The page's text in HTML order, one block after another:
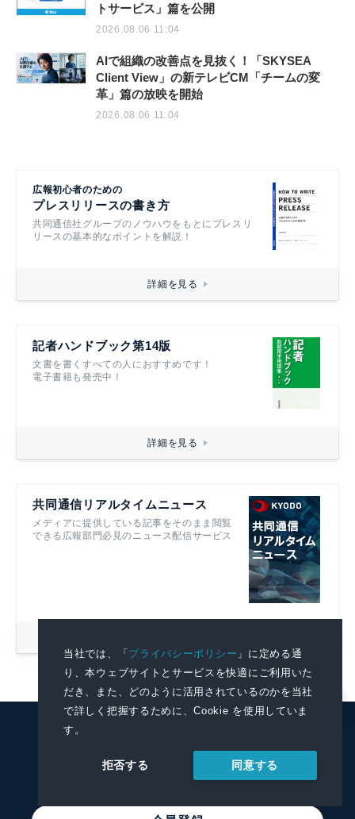
当社では、「プライバシーポリシー 」に定める通
り、本ウェブサイトとサービスを快適にご利用いた
だき、また、どのように活用されているのかを当社
で詳しく把握するために、Cookie を使用していま
す。
拒否する 同意する
トサービス」篇を公開
2026.08.06 11:04
AIで組織の改善点を見抜く！「SKYSEA
Client View」の新テレビCM「チームの変
革」篇の放映を開始
2026.08.06 11:04
広報初心者のための
プレスリリースの書き方
共同通信社グループのノウハウをもとにプレスリ
リースの基本的なポイントを解説！
詳細を見る
記者ハンドブック第14版
文書を書くすべての人におすすめです！
電子書籍も発売中！
詳細を見る
共同通信リアルタイムニュース
メディアに提供している記事をそのまま閲覧
できる広報部門必見のニュース配信サービス
KYODO NEWS
PRWIRE